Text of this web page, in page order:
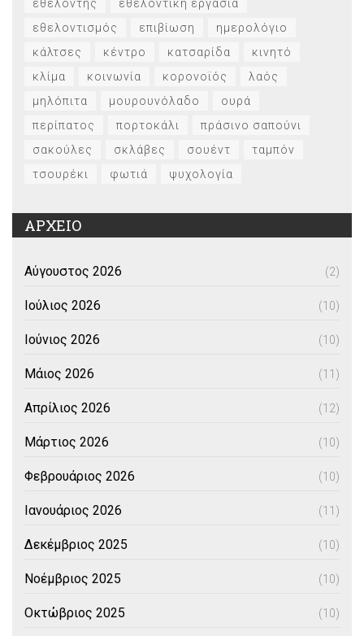
εθελοντής
εθελοντική εργασία
εθελοντισμός
επιβίωση
ημερολόγιο
κάλτσες
κέντρο κατσαρίδα
κινητό
κλίμα
κοινωνία κορονοϊός
λαός
μηλόπιτα
μουρουνόλαδο
ουρά
περίπατος
πορτοκάλι
πράσινο σαπούνι
σακούλες
σκλάβες σουέντ
ταμπόν
τσουρέκι
φωτιά ψυχολογία
ΑΡΧΕΙΟ
Αύγουστος 2026 (2)
Ιούλιος 2026 (10)
Ιούνιος 2026 (10)
Μάιος 2026 (11)
Απρίλιος 2026 (12)
Μάρτιος 2026 (10)
Φεβρουάριος 2026 (10)
Ιανουάριος 2026 (11)
Δεκέμβριος 2025 (10)
Νοέμβριος 2025 (10)
Οκτώβριος 2025 (10)